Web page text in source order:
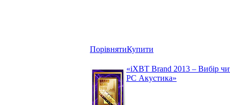
ПорівнятиКупити
«iXBT Brand 2013 – Вибір
РС Акустика»